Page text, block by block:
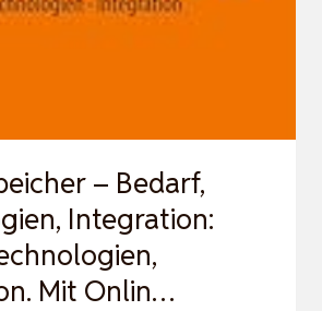
– Bedarf,
Integration:
Mit Onlin…